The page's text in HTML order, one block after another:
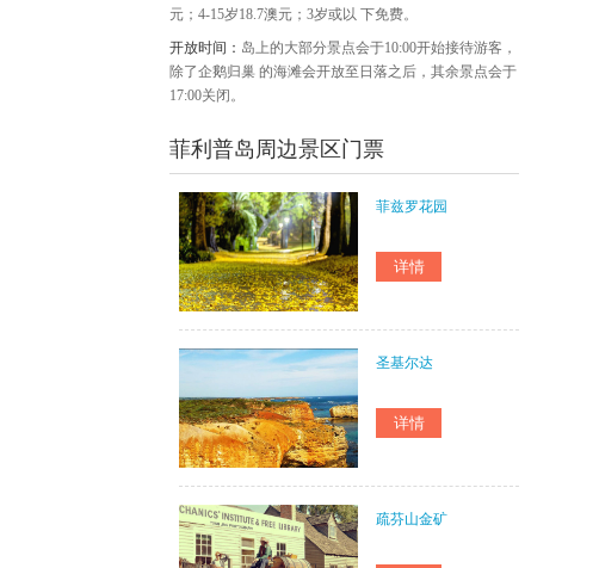
元；4-15岁18.7澳元；3岁或以 下免费。
开放时间： 岛上的大部分景点会于10:00开始接待游客，
除了企鹅归巢 的海滩会开放至日落之后，其余景点会于
17:00关闭。
菲利普岛周边景区门票
菲兹罗花园
圣基尔达
疏芬山金矿